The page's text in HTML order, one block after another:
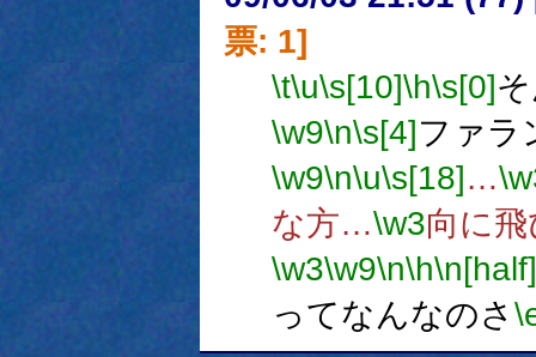
票: 1]
\t\u\s[10]\h\s[0]
\w9\n\s[4]ファラ
\w9\n\u\s[18]…
な方…\w3向に
\w3\w9\n\h\n[half]
ってなんなのさ